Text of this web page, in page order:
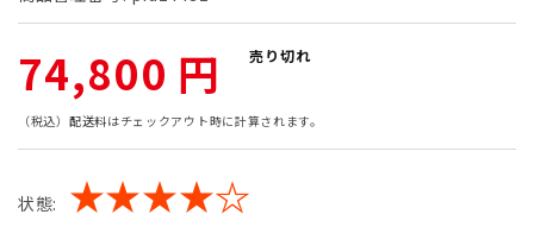
通
常
価
74,800 円 売り切れ
（税込） 配送料はチェックアウト時に計算されます。
状態: ★★★★☆